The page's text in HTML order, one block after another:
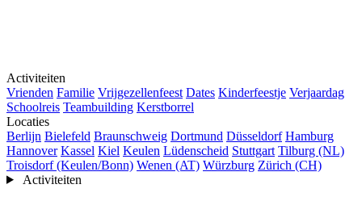
Activiteiten
Vrienden Familie Vrijgezellenfeest Dates Kinderfeestje Verjaardag
Schoolreis Teambuilding Kerstborrel
Locaties
Berlijn Bielefeld Braunschweig Dortmund Düsseldorf Hamburg
Hannover Kassel Kiel Keulen Lüdenscheid Stuttgart Tilburg (NL)
Troisdorf (Keulen/Bonn) Wenen (AT) Würzburg Zürich (CH)
Activiteiten